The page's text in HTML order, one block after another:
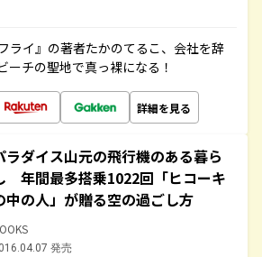
ライ』の著者たかのてるこ、会社を辞
ーチの聖地で真っ裸になる！
詳細を見る
ラダイス山元の飛行機のある暮ら
年間最多搭乗1022回「ヒコーキ
中の人」が贈る空の過ごし方
発売